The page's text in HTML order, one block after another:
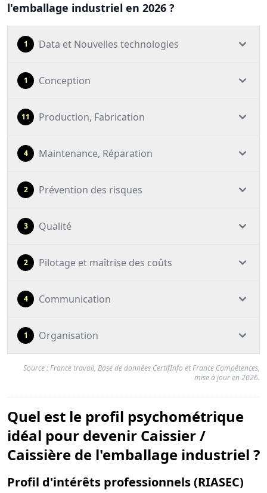
l'emballage industriel en 2026 ?
1 Data et Nouvelles technologies
1 Conception
11 Production, Fabrication
4 Maintenance, Réparation
2 Prévention des risques
3 Qualité
2 Pilotage et maîtrise des coûts
4 Communication
1 Organisation
Source : France travail, Base de données CertifInfo et France Compétences,
mise à jour en 2026.
Quel est le profil psychométrique
idéal pour devenir Caissier /
Caissière de l'emballage industriel ?
Profil d'intérêts professionnels (RIASEC)